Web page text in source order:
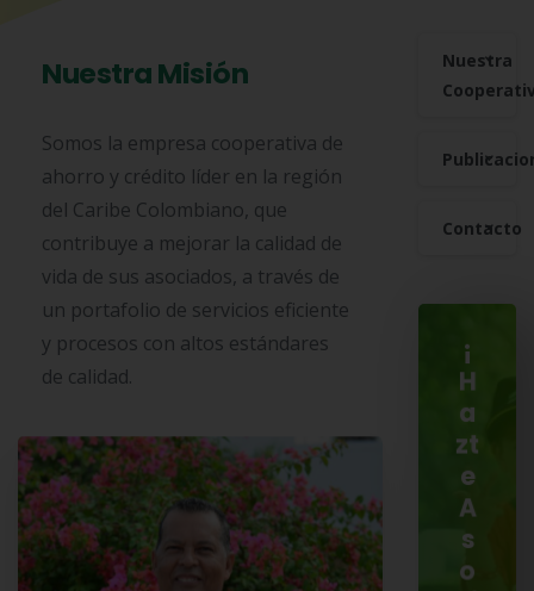
Nuestra Misión
Somos la empresa cooperativa de
ahorro y crédito líder en la región
del Caribe Colombiano, que
contribuye a mejorar la calidad de
vida de sus asociados, a través de
un portafolio de servicios eficiente
y procesos con altos estándares
de calidad.
Nuestra
Contacto
¡
H
a
zt
e
A
s
o